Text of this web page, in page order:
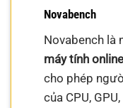
Novabench
Novabench là
máy tính online
cho phép
của CPU,